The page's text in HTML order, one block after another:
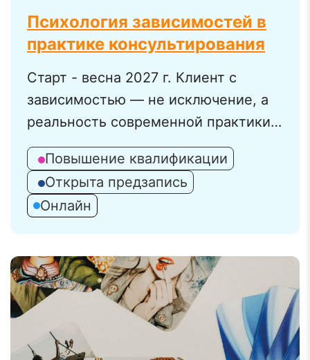
Психология зависимостей в
практике консультирования
Старт - весна 2027 г. Клиент с
зависимостью — не исключение, а
реальность современной практики.
Его биохимия, мотивация и путь к
выздоровлению требуют особого
понимания и специальных навыков.
Если вы хотите не просто
уверенным и эффективным
специалистом, - эта программа для
вас .
Повышение квалификации
Открыта предзапись
Онлайн